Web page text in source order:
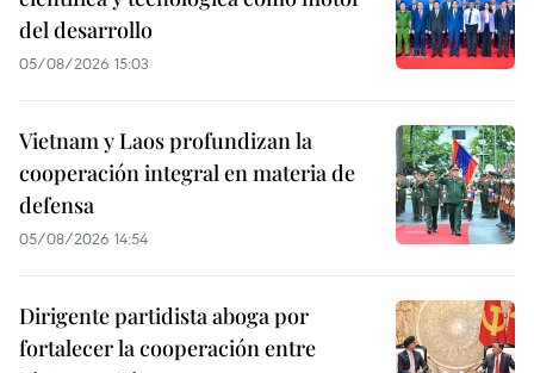
del desarrollo
05/08/2026 15:03
Vietnam y Laos profundizan la
cooperación integral en materia de
defensa
05/08/2026 14:54
Dirigente partidista aboga por
fortalecer la cooperación entre